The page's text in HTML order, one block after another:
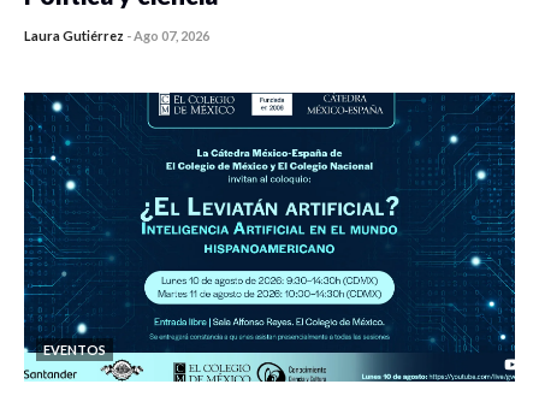
Laura Gutiérrez -Ago 07, 2026
EVENTOS